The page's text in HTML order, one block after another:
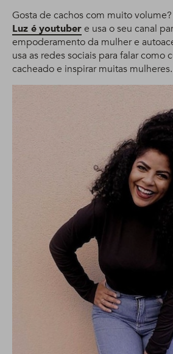
Gosta de cachos com muito
Luz éyoutubere usa o seu canal
empoderamento da mulher e
usa as redes sociais para falar como
cacheado e inspirar muitas mulheres.